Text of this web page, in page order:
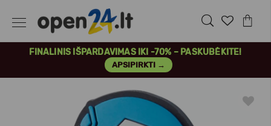
FINALINIS IŠPARDAVIMAS IKI -70% – PASKUBĖKITE!
APSIPIRKTI →